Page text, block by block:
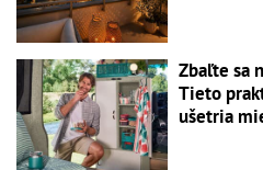
Zbaľte sa
Tieto
ušetria